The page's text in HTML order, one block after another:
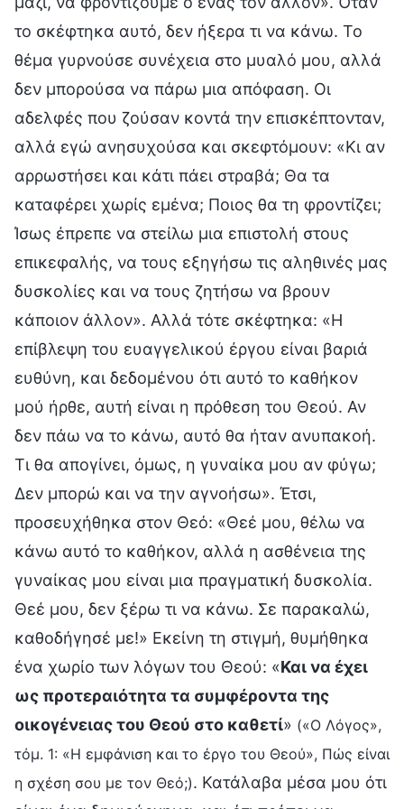
το σκέφτηκα αυτό, δεν ήξερα τι να κάνω. Το
θέμα γυρνούσε συνέχεια στο μυαλό μου, αλλά
δεν μπορούσα να πάρω μια απόφαση. Οι
αδελφές που ζούσαν κοντά την επισκέπτονταν,
αλλά εγώ ανησυχούσα και σκεφτόμουν: «Κι αν
αρρωστήσει και κάτι πάει στραβά; Θα τα
καταφέρει χωρίς εμένα; Ποιος θα τη φροντίζει;
Ίσως έπρεπε να στείλω μια επιστολή στους
επικεφαλής, να τους εξηγήσω τις αληθινές μας
δυσκολίες και να τους ζητήσω να βρουν
κάποιον άλλον». Αλλά τότε σκέφτηκα: «Η
επίβλεψη του ευαγγελικού έργου είναι βαριά
ευθύνη, και δεδομένου ότι αυτό το καθήκον
μού ήρθε, αυτή είναι η πρόθεση του Θεού. Αν
δεν πάω να το κάνω, αυτό θα ήταν ανυπακοή.
Τι θα απογίνει, όμως, η γυναίκα μου αν φύγω;
Δεν μπορώ και να την αγνοήσω». Έτσι,
προσευχήθηκα στον Θεό: «Θεέ μου, θέλω να
κάνω αυτό το καθήκον, αλλά η ασθένεια της
γυναίκας μου είναι μια πραγματική δυσκολία.
Θεέ μου, δεν ξέρω τι να κάνω. Σε παρακαλώ,
καθοδήγησέ με!» Εκείνη τη στιγμή, θυμήθηκα
ένα χωρίο των λόγων του Θεού: «Και να έχει
ως προτεραιότητα τα συμφέροντα της
οικογένειας του Θεού στο καθετί» («Ο Λόγος»,
τόμ. 1: «Η εμφάνιση και το έργο του Θεού», Πώς είναι
η σχέση σου με τον Θεό;). Κατάλαβα μέσα μου ότι